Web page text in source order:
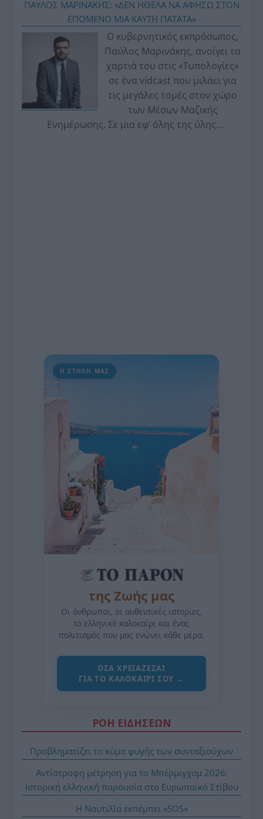
ΠΑΥΛΟΣ ΜΑΡΙΝΑΚΗΣ: «ΔΕΝ ΗΘΕΛΑ ΝΑ ΑΦΗΣΩ ΣΤΟΝ
ΕΠΟΜΕΝΟ ΜΙΑ ΚΑΥΤΗ ΠΑΤΑΤΑ»
Ο κυβερνητικός εκπρόσωπος,
Παύλος Μαρινάκης, ανοίγει τα
χαρτιά του στις «Τυπολογίες»
σε ένα vidcast που μιλάει για
τις μεγάλες τομές στον χώρο
των Μέσων Μαζικής
Ενημέρωσης. Σε μια εφ’ όλης της ύλης
Η ΣΤΗΛΗ ΜΑΣ
της Ζωής μας
Οι άνθρωποι, οι αυθεντικές ιστορίες,
το ελληνικό καλοκαίρι και ένας
πολιτισμός που μας ενώνει κάθε μέρα.
ΌΣΑ ΧΡΕΙΆΖΕΣΑΙ
ΓΙΑ ΤΟ ΚΑΛΟΚΑΊΡΙ ΣΟΥ →
ΡΟΗ ΕΙΔΗΣΕΩΝ
Προβληματίζει το κύμα φυγής των συνταξιούχων
Αντίστροφη μέτρηση για το Μπέρμιγχαμ 2026:
Ιστορική ελληνική παρουσία στο Ευρωπαϊκό Στίβου
Η Ναυτιλία εκπέμπει «SOS»